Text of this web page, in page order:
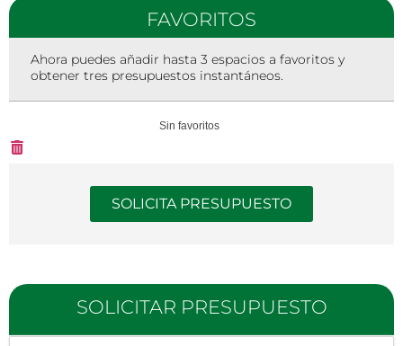
FAVORITOS
Ahora puedes añadir hasta 3 espacios a favoritos y
obtener tres presupuestos instantáneos.
Sin favoritos
SOLICITA PRESUPUESTO
SOLICITAR PRESUPUESTO